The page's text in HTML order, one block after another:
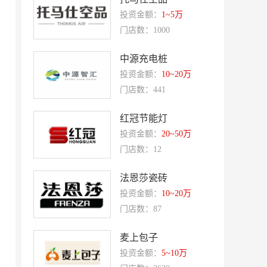
东方既白 提香坊
和府捞面
可斯贝莉
童话王子蛋糕 大米先生
乡村基
月满大江千层肚火锅
巴贝拉
欧培拉 憬黎公寓酒店
Quest公寓酒店 夏芝朵
斗牛士牛排
投资金额： 1~5万
门店数：1000
中源充电桩
投资金额： 10~20万
门店数：441
红冠节能灯
投资金额： 20~50万
门店数：12
法恩莎瓷砖
投资金额： 10~20万
门店数：87
麦上包子
投资金额： 5~10万